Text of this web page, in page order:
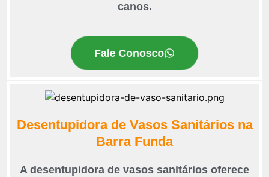
canos.
Fale Conosco
Desentupidora de Vasos Sanitários na
Barra Funda
A desentupidora de vasos sanitários oferece